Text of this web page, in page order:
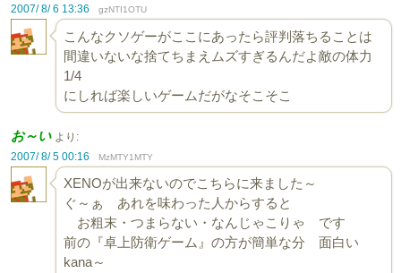
2007/ 8/ 6 13:36
gzNTI1OTU
こんなクソゲーがここにあったら評判落ちることは
間違いないな捨てちまえムズすぎるんだよ敵の体力
1/4
にしれば楽しいゲームだがなそこそこ
お～い より:
2007/ 8/ 5 00:16
MzMTY1MTY
XENOが出来ないのでこちらに来ました～
ぐ～ぁ あれを味わった人からすると
お粗末・つまらない・なんじゃこりゃ です
前の『卓上防衛ゲーム』の方が簡単な分 面白い
kana～